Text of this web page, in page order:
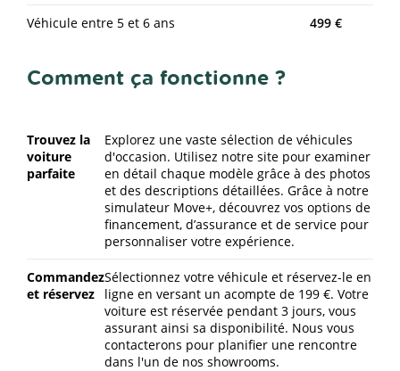
Véhicule entre 5 et 6 ans 499 €
Comment ça fonctionne ?
Trouvez la
voiture
parfaite
Explorez une vaste sélection de véhicules
d'occasion. Utilisez notre site pour examiner
en détail chaque modèle grâce à des photos
et des descriptions détaillées. Grâce à notre
simulateur Move+, découvrez vos options de
financement, d’assurance et de service pour
personnaliser votre expérience.
Commandez
et réservez
Sélectionnez votre véhicule et réservez-le en
ligne en versant un acompte de 199 €. Votre
voiture est réservée pendant 3 jours, vous
assurant ainsi sa disponibilité. Nous vous
contacterons pour planifier une rencontre
dans l'un de nos showrooms.